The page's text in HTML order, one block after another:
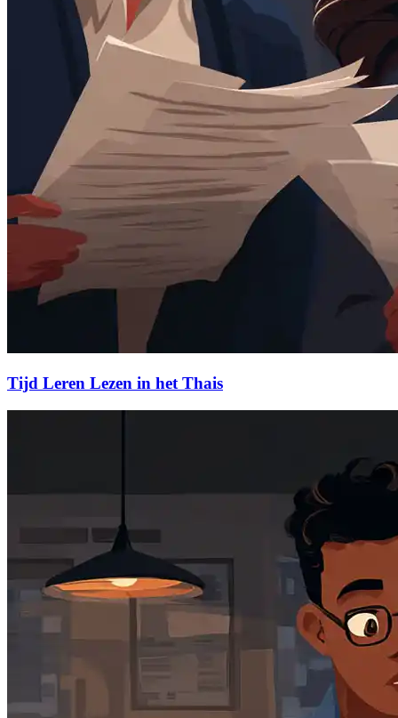
Tijd Leren Lezen in het Thais